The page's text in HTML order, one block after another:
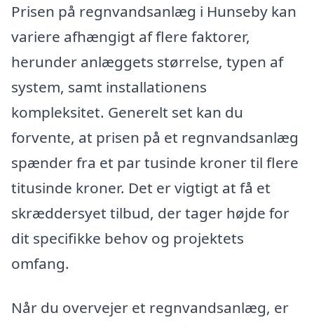
Prisen på regnvandsanlæg i Hunseby kan
variere afhængigt af flere faktorer,
herunder anlæggets størrelse, typen af
system, samt installationens
kompleksitet. Generelt set kan du
forvente, at prisen på et regnvandsanlæg
spænder fra et par tusinde kroner til flere
titusinde kroner. Det er vigtigt at få et
skræddersyet tilbud, der tager højde for
dit specifikke behov og projektets
omfang.
Når du overvejer et regnvandsanlæg, er